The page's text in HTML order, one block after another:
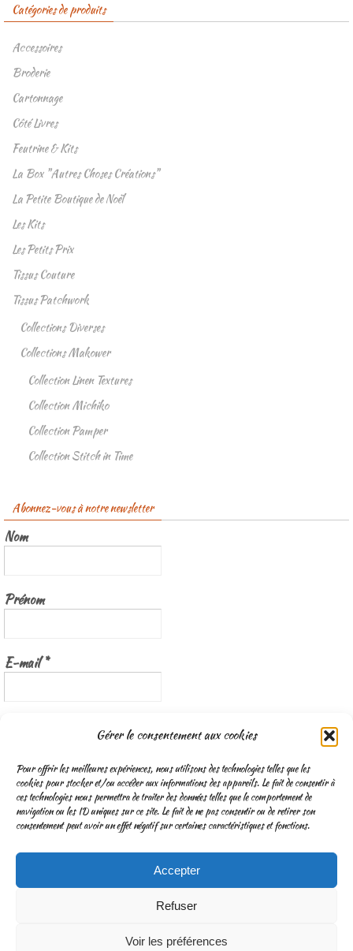
Gérer le consentement aux cookies
Pour offrir les meilleures expériences, nous utilisons des technologies telles que les
cookies pour stocker et/ou accéder aux informations des appareils. Le fait de consentir à
ces technologies nous permettra de traiter des données telles que le comportement de
navigation ou les ID uniques sur ce site. Le fait de ne pas consentir ou de retirer son
consentement peut avoir un effet négatif sur certaines caractéristiques et fonctions.
Accepter
Refuser
Voir les préférences
Catégories de produits
Accessoires
Broderie
Cartonnage
Côté Livres
Feutrine & Kits
La Box "Autres Choses Créations"
La Petite Boutique de Noël
Les Kits
Les Petits Prix
Tissus Couture
Tissus Patchwork
Collections Diverses
Collections Makower
Collection Linen Textures
Collection Michiko
Collection Pamper
Collection Stitch in Time
Abonnez-vous à notre newsletter
Nom
Prénom
E-mail*
Nous gardons vos données privées et ne les partageons qu’avec les
tierces parties qui rendent ce service possible.Lisez notre politique de
confidentialité
CGV
Mentions légales & Traitement des données personnelles